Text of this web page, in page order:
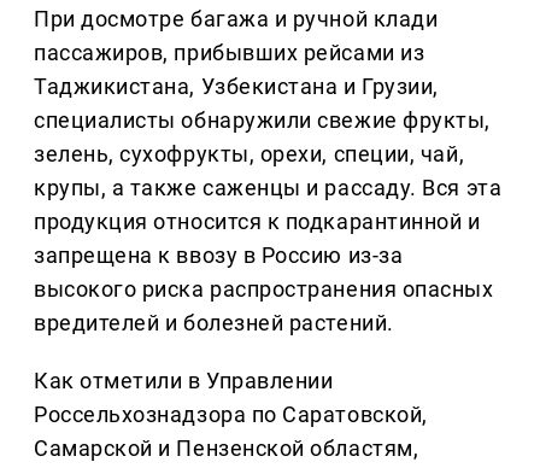
При досмотре багажа и ручной клади
пассажиров, прибывших рейсами из
Таджикистана, Узбекистана и Грузии,
специалисты обнаружили свежие фрукты,
зелень, сухофрукты, орехи, специи, чай,
крупы, а также саженцы и рассаду. Вся эта
продукция относится к подкарантинной и
запрещена к ввозу в Россию из-за
высокого риска распространения опасных
вредителей и болезней растений.
Как отметили в Управлении
Россельхознадзора по Саратовской,
Самарской и Пензенской областям,